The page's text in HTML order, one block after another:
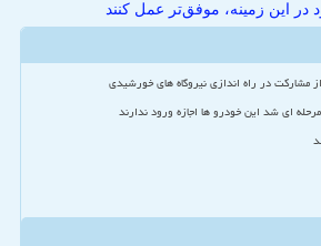
در این زمینه، موفق‌تر عمل کنند
مشارکت در راه اندازی نیروگاه های خورشیدی
ای شد این خودرو ها اجازه ورود ندارند